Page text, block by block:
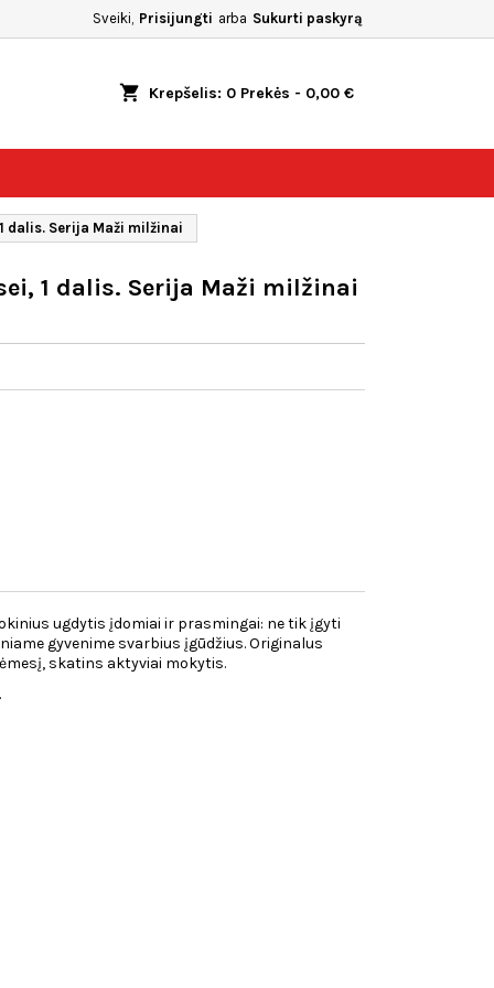
Sveiki, Prisijungti arba Sukurti paskyrą
shopping_cart Krepšelis: 0 Prekės - 0,00 €
dalis. Serija Maži milžinai
1 dalis. Serija Maži milžinai
ugdytis įdomiai ir prasmingai: ne tik įgyti
gyvenime svarbius įgūdžius. Originalus
skatins aktyviai mokytis.